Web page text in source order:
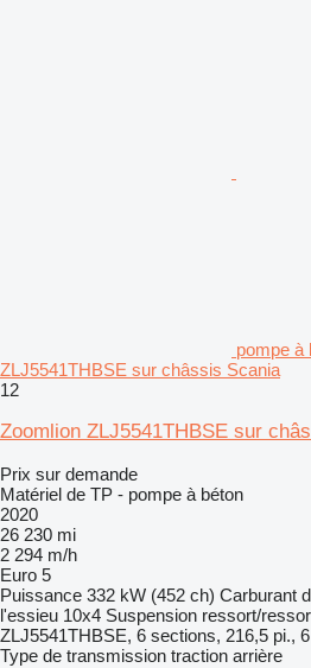
pompe à
ZLJ5541THBSE sur châssis Scania
12
Zoomlion ZLJ5541THBSE sur
Prix sur demande
Matériel de TP - pompe à béton
2020
26 230 mi
2 294 m/h
Euro 5
Puissance 332 kW (452 ch) Carburant
l'essieu 10x4 Suspension ressort/
ZLJ5541THBSE, 6 sections, 216,5 pi., 6
Type de transmission traction arrière